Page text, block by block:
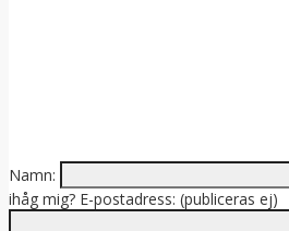
Namn:
ihåg mig? E-postadress: (publiceras ej)